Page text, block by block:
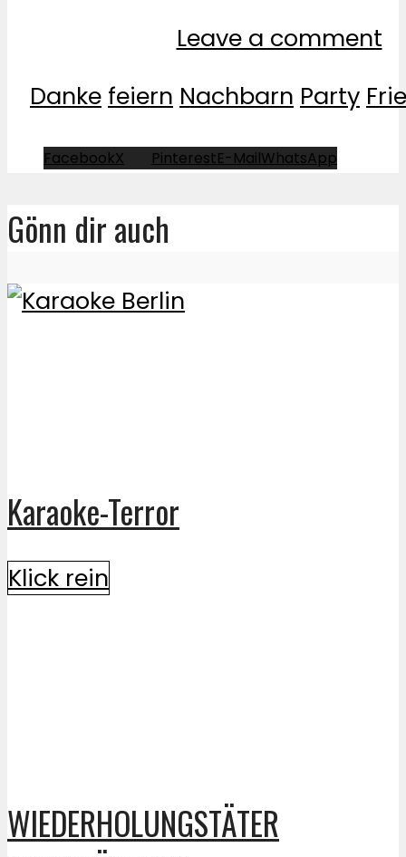
Leave a comment
Danke feiern Nachbarn Party
FacebookX PinterestE-MailWhatsApp
Gönn dir auch
Karaoke-Terror
Klick rein
WIEDERHOLUNGSTÄTER